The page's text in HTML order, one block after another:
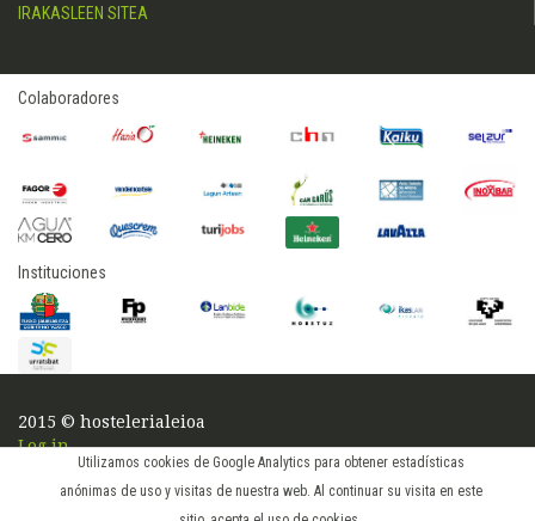
Utilizamos cookies de Google Analytics para obtener estadísticas
anónimas de uso y visitas de nuestra web. Al continuar su visita en este
IRAKASLEEN SITEA
Colaboradores
Instituciones
2015 © hostelerialeioa
Log in